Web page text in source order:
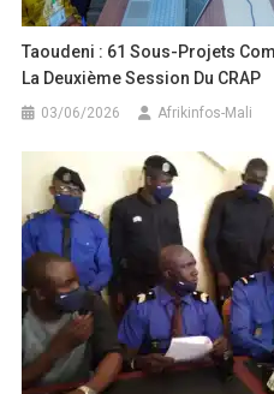
Taoudeni : 61 Sous-Projets
La Deuxième Session Du CRAP
03/06/2026 Afrikinfos-Mali